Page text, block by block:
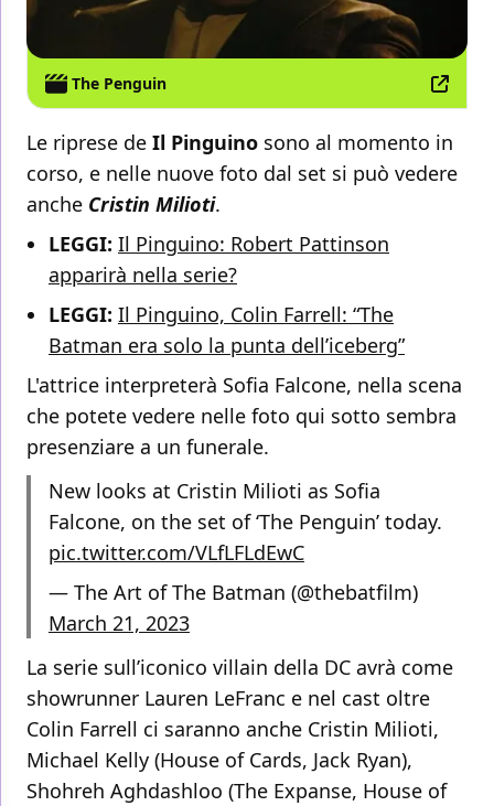
The Penguin
Le riprese de Il Pinguino sono al momento in
corso, e nelle nuove foto dal set si può vedere
anche Cristin Milioti.
LEGGI: Il Pinguino: Robert Pattinson
apparirà nella serie?
LEGGI: Il Pinguino, Colin Farrell: “The
Batman era solo la punta dell’iceberg”
L'attrice interpreterà Sofia Falcone, nella scena
che potete vedere nelle foto qui sotto sembra
presenziare a un funerale.
New looks at Cristin Milioti as Sofia
Falcone, on the set of ‘The Penguin’ today.
pic.twitter.com/VLfLFLdEwC
— The Art of The Batman (@thebatfilm)
March 21, 2023
La serie sull’iconico villain della DC avrà come
showrunner Lauren LeFranc e nel cast oltre
Colin Farrell ci saranno anche Cristin Milioti,
Michael Kelly (House of Cards, Jack Ryan),
Shohreh Aghdashloo (The Expanse, House of